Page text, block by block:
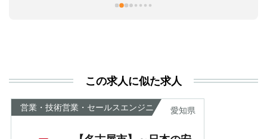
が
この求人に似た求人
営業・技術営業・セールスエンジニ
愛知県